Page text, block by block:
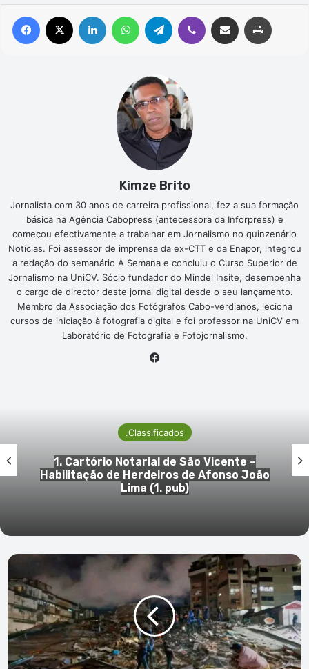
Facebook Linkedin WhatsAppTelegram Viber Compartilhar via e-mail
Kimze Brito
Jornalista com 30 anos de carreira profissional, fez a sua formação
básica na Agência Cabopress (antecessora da Inforpress) e
começou efectivamente a trabalhar em Jornalismo no quinzenário
Notícias. Foi assessor de imprensa da ex-CTT e da Enapor, integrou
a redação do semanário A Semana e concluiu o Curso Superior de
Jornalismo na UniCV. Sócio fundador do Mindel Insite, desempenha
o cargo de director deste jornal digital desde o seu lançamento.
Membro da Associação dos Fotógrafos Cabo-verdianos, leciona
cursos de iniciação à fotografia digital e foi professor na UniCV em
Laboratório de Fotografia e Fotojornalismo.
.Classificados
1. Cartório Notarial de São Vicente –
Habilitação de Herdeiros de Ana Maria
Silva (1. pub)
Dois
terramotos
"sacodem"
Venezuela
e
provocam
164
mortos